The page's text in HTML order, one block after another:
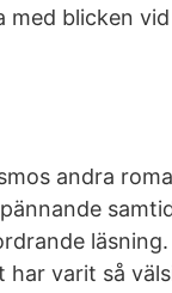
med blicken
andra
har varit så